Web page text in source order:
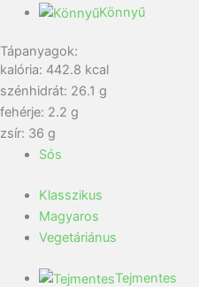
Könnyű
Tápanyagok:
kalória: 442.8 kcal
szénhidrát: 26.1 g
fehérje: 2.2 g
zsír: 36 g
Sós
Klasszikus
Magyaros
Vegetáriánus
Tejmentes